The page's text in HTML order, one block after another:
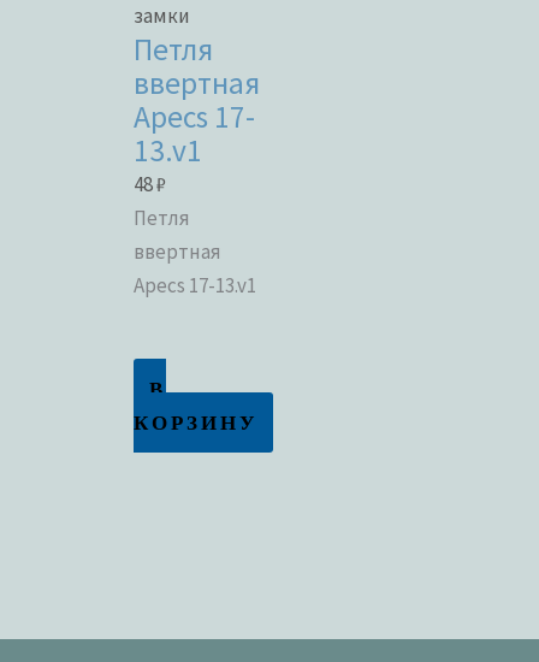
замки
Петля
ввертная
Apecs 17-
13.v1
48₽
Петля
ввертная
Apecs 17-13.v1
В
КОРЗИНУ